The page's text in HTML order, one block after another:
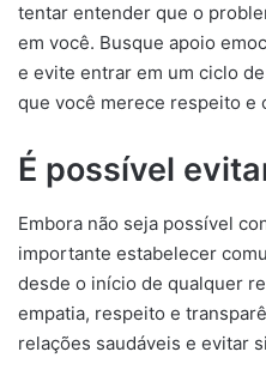
tentar entender que o
em você. Busque apoio
e evite entrar em um ciclo
que você merece respeito e
É possível
Embora não seja possível
importante estabelecer
desde o início de qualquer
empatia, respeito e
relações saudáveis e evitar